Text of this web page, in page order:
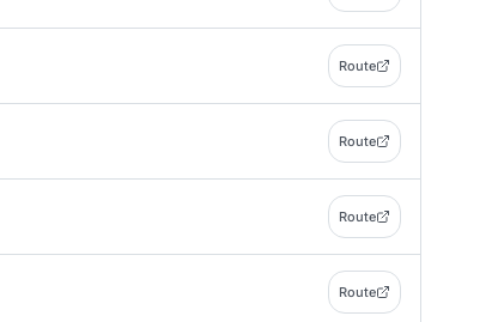
Route
Route
Route
Route